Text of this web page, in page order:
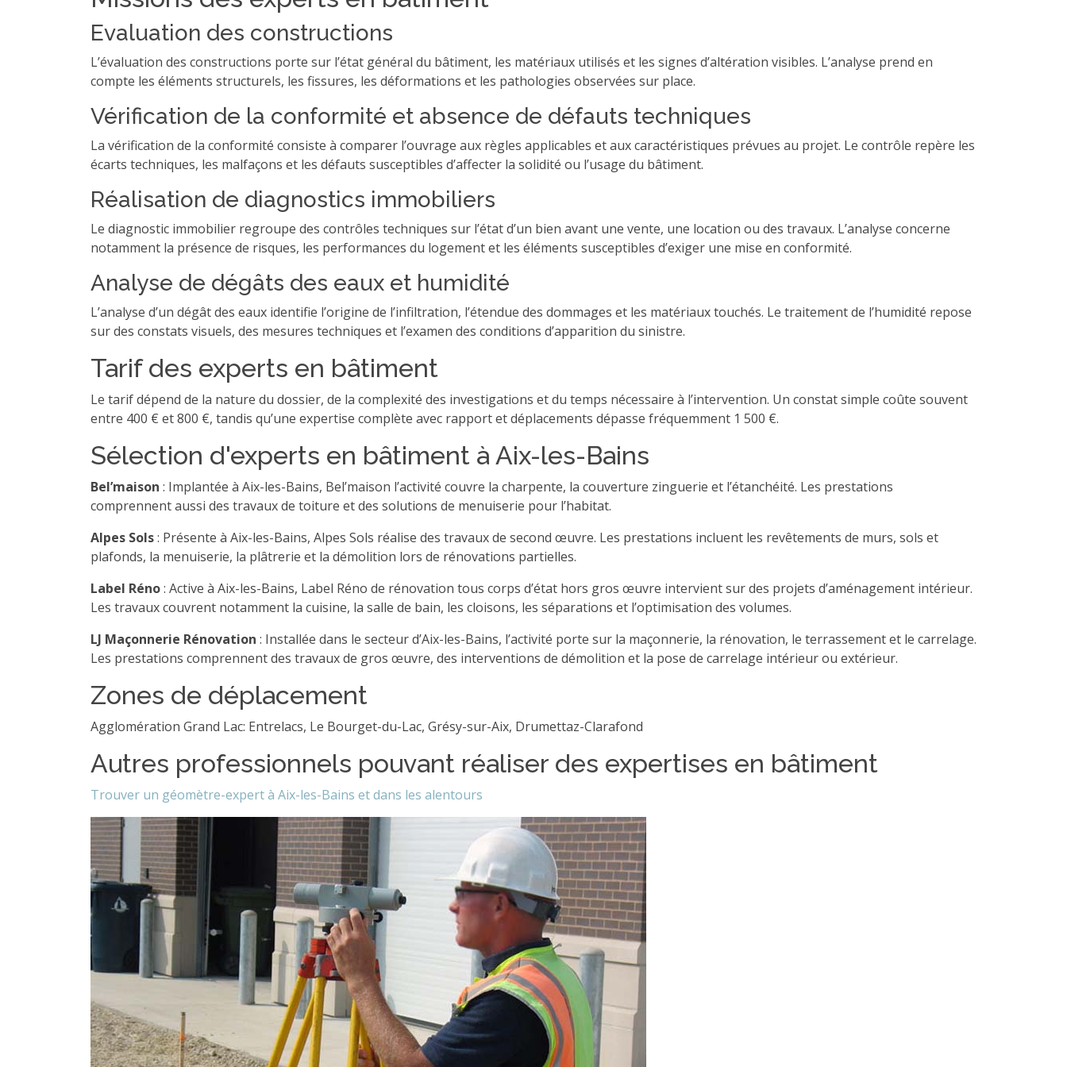
Evaluation des constructions
L’évaluation des constructions porte sur l’état général du bâtiment, les matériaux utilisés et les signes d’altération visibles. L’analyse prend en
compte les éléments structurels, les fissures, les déformations et les pathologies observées sur place.
Vérification de la conformité et absence de défauts techniques
La vérification de la conformité consiste à comparer l’ouvrage aux règles applicables et aux caractéristiques prévues au projet. Le contrôle repère les
écarts techniques, les malfaçons et les défauts susceptibles d’affecter la solidité ou l’usage du bâtiment.
Réalisation de diagnostics immobiliers
Le diagnostic immobilier regroupe des contrôles techniques sur l’état d’un bien avant une vente, une location ou des travaux. L’analyse concerne
notamment la présence de risques, les performances du logement et les éléments susceptibles d’exiger une mise en conformité.
Analyse de dégâts des eaux et humidité
L’analyse d’un dégât des eaux identifie l’origine de l’infiltration, l’étendue des dommages et les matériaux touchés. Le traitement de l’humidité repose
sur des constats visuels, des mesures techniques et l’examen des conditions d’apparition du sinistre.
Tarif des experts en bâtiment
Le tarif dépend de la nature du dossier, de la complexité des investigations et du temps nécessaire à l’intervention. Un constat simple coûte souvent
entre 400 € et 800 €, tandis qu’une expertise complète avec rapport et déplacements dépasse fréquemment 1 500 €.
Sélection d'experts en bâtiment à Aix-les-Bains
Bel’maison : Implantée à Aix-les-Bains, Bel’maison l’activité couvre la charpente, la couverture zinguerie et l’étanchéité. Les prestations
comprennent aussi des travaux de toiture et des solutions de menuiserie pour l’habitat.
Alpes Sols: Présente à Aix-les-Bains, Alpes Sols réalise des travaux de second œuvre. Les prestations incluent les revêtements de murs, sols et
plafonds, la menuiserie, la plâtrerie et la démolition lors de rénovations partielles.
Label Réno: Active à Aix-les-Bains, Label Réno de rénovation tous corps d’état hors gros œuvre intervient sur des projets d’aménagement intérieur.
Les travaux couvrent notamment la cuisine, la salle de bain, les cloisons, les séparations et l’optimisation des volumes.
LJ Maçonnerie Rénovation : Installée dans le secteur d’Aix-les-Bains, l’activité porte sur la maçonnerie, la rénovation, le terrassement et le carrelage.
Les prestations comprennent des travaux de gros œuvre, des interventions de démolition et la pose de carrelage intérieur ou extérieur.
Zones de déplacement
Agglomération Grand Lac: Entrelacs, Le Bourget-du-Lac, Grésy-sur-Aix, Drumettaz-Clarafond
Autres professionnels pouvant réaliser des expertises en bâtiment
Trouver un géomètre-expert à Aix-les-Bains et dans les alentours